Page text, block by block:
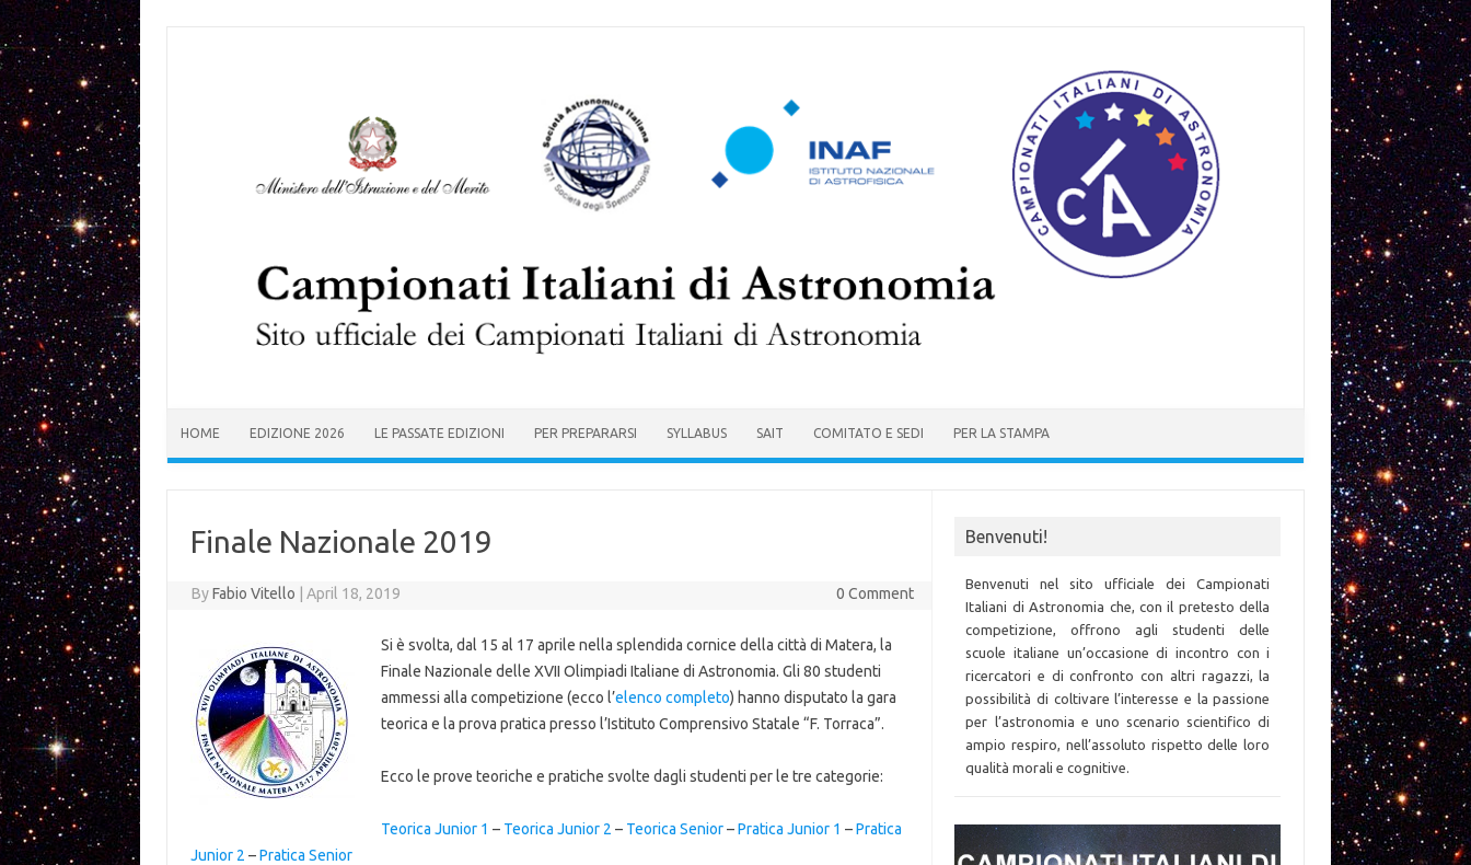
HOME EDIZIONE 2026 LE PASSATE EDIZIONI PER PREPARARSI SYLLABUS SAIT COMITATO E SEDI PER LA STAMPA
Finale Nazionale 2019
ByFabio Vitello | April 18, 2019 0 Comment
Si è svolta, dal 15 al 17 aprile nella splendida cornice della città di Matera, la
Finale Nazionale delle XVII Olimpiadi Italiane di Astronomia. Gli 80 studenti
ammessi alla competizione (ecco l’elenco completo) hanno disputato la gara
teorica e la prova pratica presso l’Istituto Comprensivo Statale “F. Torraca”.
Ecco le prove teoriche e pratiche svolte dagli studenti per le tre categorie:
Teorica Junior 1 – Teorica Junior 2 – Teorica Senior–Pratica Junior 1 –Pratica
Junior 2 –Pratica Senior
Benvenuti!
Benvenuti nel sito ufficiale dei Campionati
Italiani di Astronomia che, con il pretesto della
competizione, offrono agli studenti delle
scuole italiane un’occasione di incontro con i
ricercatori e di confronto con altri ragazzi, la
possibilità di coltivare l’interesse e la passione
per l’astronomia e uno scenario scientifico di
ampio respiro, nell’assoluto rispetto delle loro
qualità morali e cognitive.